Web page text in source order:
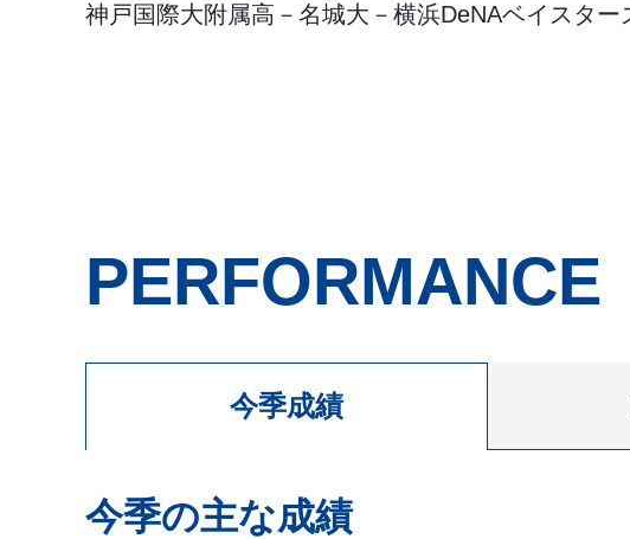
神戸国際大附属高－名城大－横浜DeNAベイスター
PERFORMANCE
今季成績
今季の主な成績